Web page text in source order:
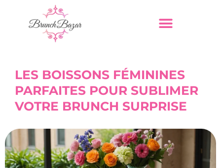
LES BOISSONS FÉMININES
PARFAITES POUR SUBLIMER
VOTRE BRUNCH SURPRISE